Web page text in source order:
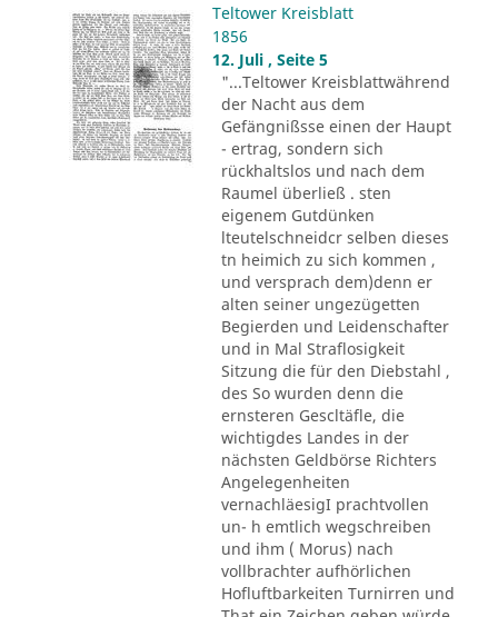
Teltower Kreisblatt
1856
12. Juli , Seite 5
"...Teltower Kreisblattwährend
der Nacht aus dem
Gefängnißsse einen der Haupt
- ertrag, sondern sich
rückhaltslos und nach dem
Raumel überließ . sten
eigenem Gutdünken
lteutelschneidcr selben dieses
tn heimich zu sich kommen ,
und versprach dem)denn er
alten seiner ungezügetten
Begierden und Leidenschafter
und in Mal Straflosigkeit
Sitzung die für den Diebstahl ,
des So wurden denn die
ernsteren Gescltäfle, die
wichtigdes Landes in der
nächsten Geldbörse Richters
Angelegenheiten
vernachläesigI prachtvollen
un- h emtlich wegschreiben
und ihm ( Morus) nach
vollbrachter aufhörlichen
Hofluftbarkeiten Turnirren und